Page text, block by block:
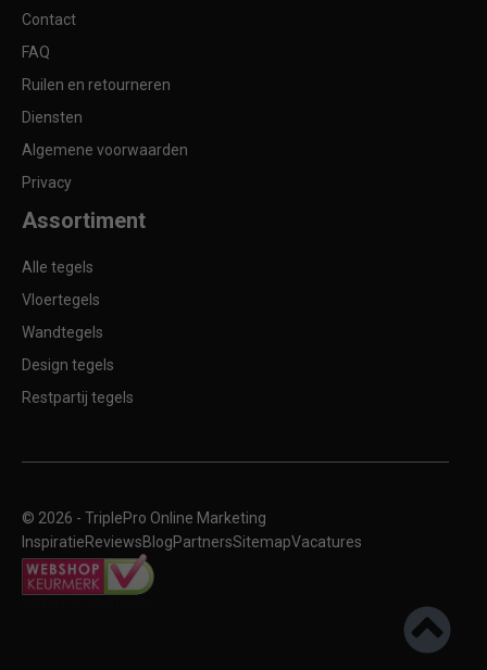
Contact
FAQ
Ruilen en retourneren
Diensten
Algemene voorwaarden
Privacy
Assortiment
Alle tegels
Vloertegels
Wandtegels
Design tegels
Restpartij tegels
© 2026 - TriplePro Online Marketing
InspiratieReviewsBlogPartnersSitemapVacatures